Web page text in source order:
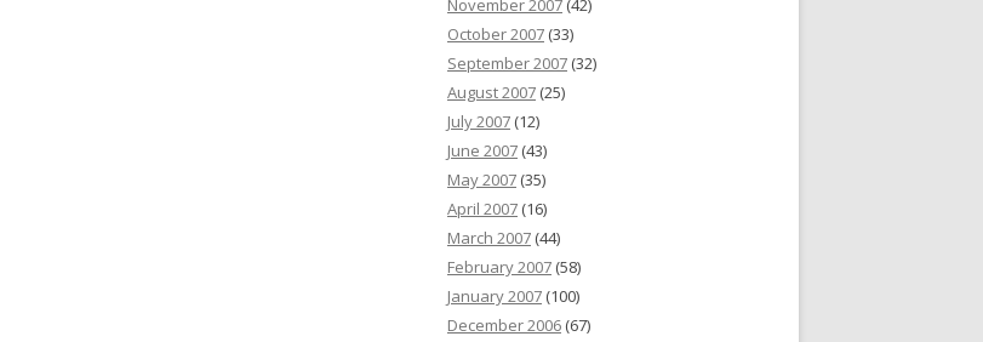
November 2007 (42)
October 2007 (33)
September 2007 (32)
August 2007 (25)
July 2007 (12)
June 2007 (43)
May 2007 (35)
April 2007 (16)
March 2007 (44)
February 2007 (58)
January 2007 (100)
December 2006 (67)